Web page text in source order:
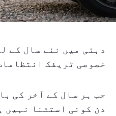
دبئی میں نئے سال کے
خصوصی ٹریفک
دن کوئی استثنا نہیں